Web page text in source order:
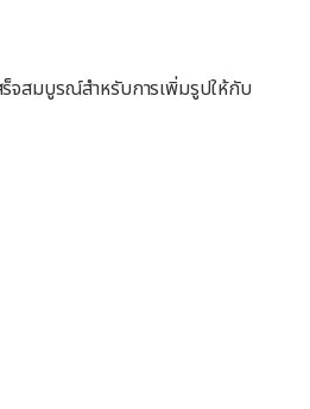
จสมบูรณ์สำหรับการเพิ่มรูปให้กับ